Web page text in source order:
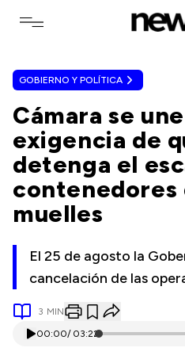
Toggle navigation menu
GOBIERNO Y POLÍTICA
Cámara se
exigencia de
detenga el
contenedores
muelles
El 25 de agosto la
cancelación de las
3 MIN
00:00/ 03:22